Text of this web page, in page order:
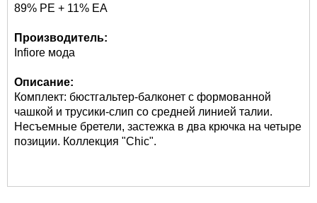
89% PE + 11% EA
Производитель:
Infiore мода
Описание:
Комплект: бюстгальтер-балконет с формованной
чашкой и трусики-слип со средней линией талии.
Несъемные бретели, застежка в два крючка на четыре
позиции. Коллекция "Chic".